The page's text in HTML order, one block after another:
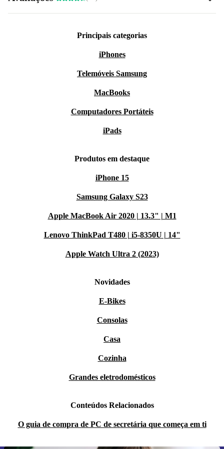
Principais categorias
iPhones
Telemóveis Samsung
MacBooks
Computadores Portáteis
iPads
Produtos em destaque
iPhone 15
Samsung Galaxy S23
Apple MacBook Air 2020 | 13.3" | M1
Lenovo ThinkPad T480 | i5-8350U | 14"
Apple Watch Ultra 2 (2023)
Novidades
E-Bikes
Consolas
Casa
Cozinha
Grandes eletrodomésticos
Conteúdos Relacionados
O guia de compra de PC de secretária que começa em ti